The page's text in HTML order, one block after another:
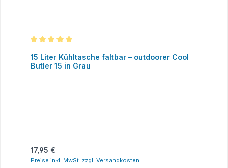
15 Liter Kühltasche faltbar – outdoorer Cool
Butler 15 in Grau
Regulärer Preis:
17,95 €
Preise inkl. MwSt. zzgl. Versandkosten